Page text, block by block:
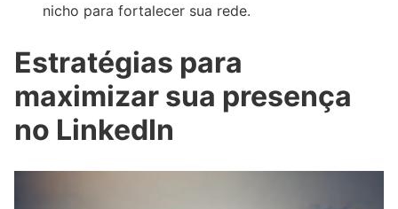
nicho para fortalecer sua rede.
Estratégias para
maximizar sua presença
no LinkedIn